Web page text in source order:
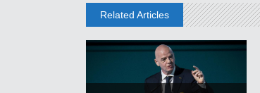
Related Articles